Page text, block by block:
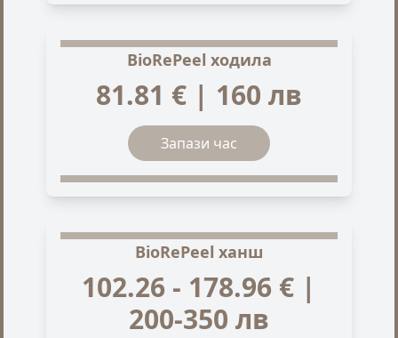
BioRePeel ходила
81.81 € | 160 лв
Запази час
BioRePeel ханш
102.26 - 178.96 € |
200-350 лв